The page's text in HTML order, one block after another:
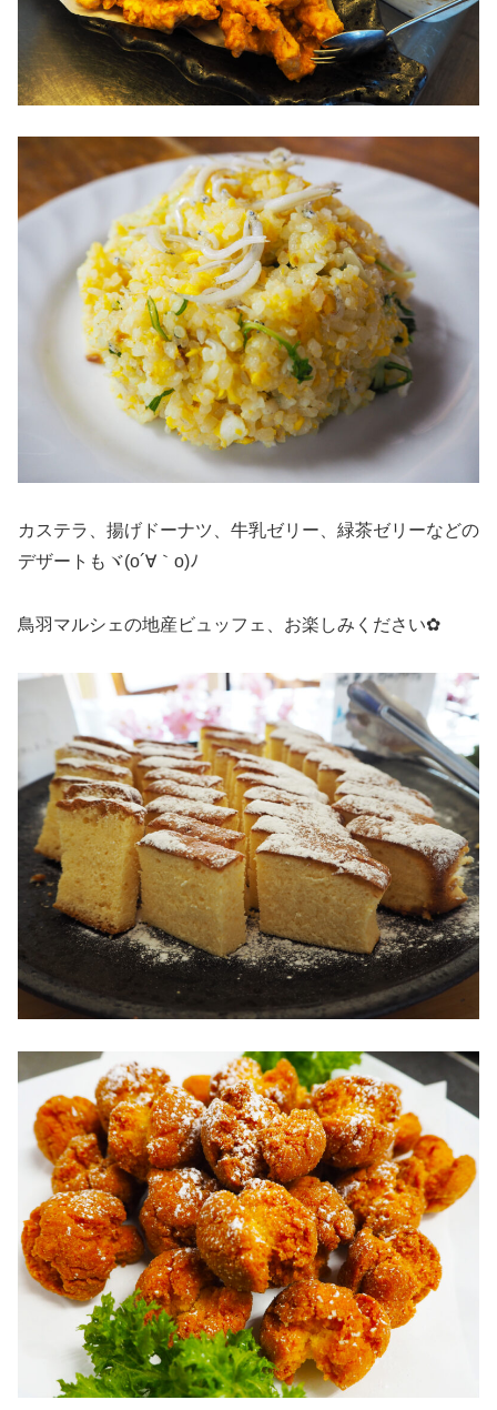
カステラ、揚げドーナツ、牛乳ゼリー、緑茶ゼリーなどの
デザートもヾ(o´∀｀o)ﾉ
鳥羽マルシェの地産ビュッフェ、お楽しみください✿